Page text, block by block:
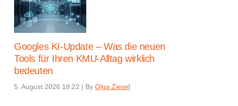
Googles KI-Update – Was die neuen
Tools für Ihren KMU-Alltag wirklich
bedeuten
5. August 2026 18:22 | By Olga Ziesel